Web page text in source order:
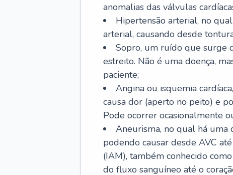
anomalias das válvulas
Hipertensão arterial, no
arterial, causando desde
Sopro, um ruído que surge
estreito. Não é uma doença,
paciente;
Angina ou isquemia
causa dor (aperto no peito) e
Pode ocorrer ocasionalmente
Aneurisma, no qual há uma
podendo causar desde AVC
(IAM), também conhecido
do fluxo sanguíneo até o